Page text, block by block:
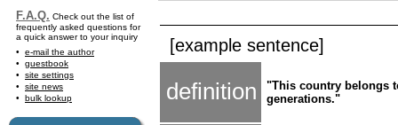
F.A.Q. Check out the list of
frequently asked questions for
a quick answer to your inquiry
e-mail the author
guestbook
site settings
site news
bulk lookup
[example sentence]
definition
"This country belongs
generations."